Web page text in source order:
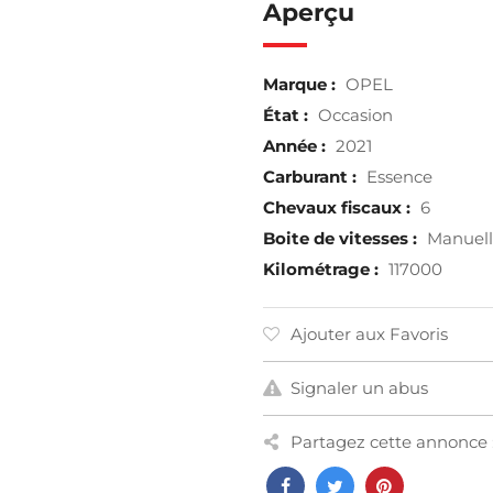
Aperçu
Marque : OPEL
État : Occasion
Année : 2021
Carburant : Essence
Chevaux fiscaux : 6
Boite de vitesses :
Kilométrage : 117000
Ajouter aux Favoris
Signaler un abus
Partagez cette annonce